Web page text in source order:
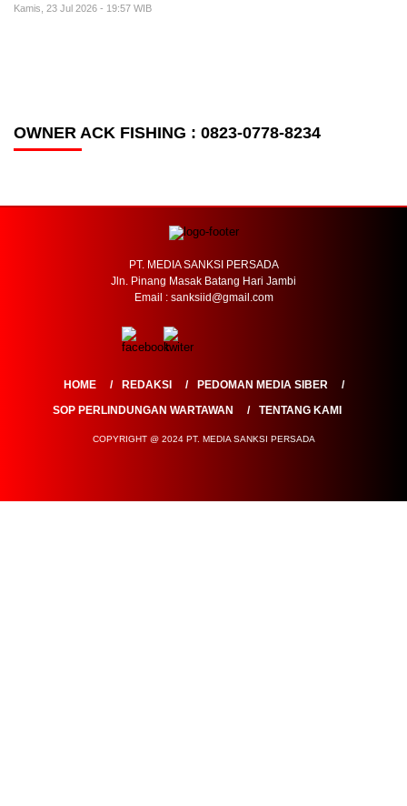
Kamis, 23 Jul 2026 - 19:57 WIB
OWNER ACK FISHING : 0823-0778-8234
PT. MEDIA SANKSI PERSADA
Jln. Pinang Masak Batang Hari Jambi
Email : sanksiid@gmail.com
HOME REDAKSI
PEDOMAN MEDIA SIBER
SOP PERLINDUNGAN WARTAWAN
TENTANG KAMI